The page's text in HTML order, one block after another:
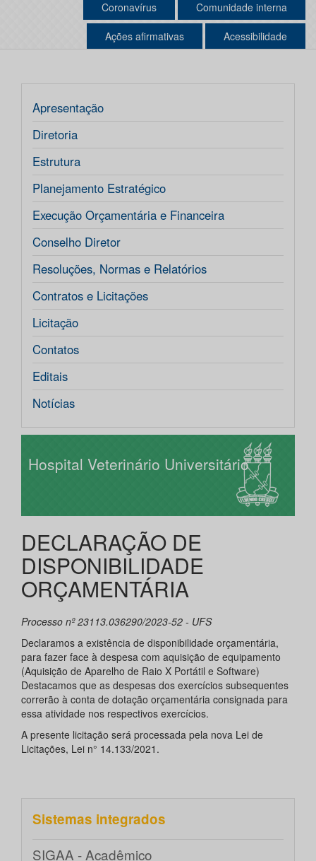
Coronavírus Comunidade interna
Ações afirmativas Acessibilidade
Apresentação
Diretoria
Estrutura
Planejamento Estratégico
Execução Orçamentária e Financeira
Conselho Diretor
Resoluções, Normas e Relatórios
Contratos e Licitações
Licitação
Contatos
Editais
Notícias
Hospital Veterinário Universitário
DECLARAÇÃO DE
DISPONIBILIDADE
ORÇAMENTÁRIA
Processo nº 23113.036290/2023-52 - UFS
Declaramos a existência de disponibilidade orçamentária,
para fazer face à despesa com aquisição de equipamento
(Aquisição de Aparelho de Raio X Portátil e Software)
Destacamos que as despesas dos exercícios subsequentes
correrão à conta de dotação orçamentária consignada para
essa atividade nos respectivos exercícios.
A presente licitação será processada pela nova Lei de
Licitações, Lei n° 14.133/2021.
Sistemas integrados
SIGAA - Acadêmico